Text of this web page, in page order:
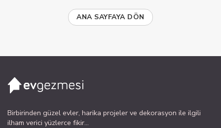
ANA SAYFAYA DÖN
Birbirinden güzel evler, harika projeler ve dekorasyon ile ilgili
ilham verici yüzlerce fikir...